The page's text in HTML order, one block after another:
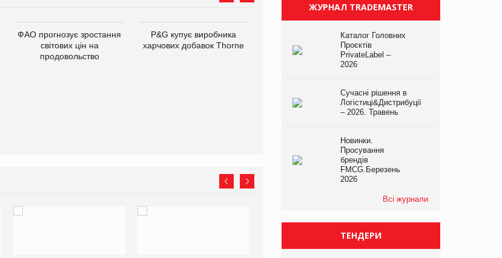
ФАО прогнозує зростання
світових цін на
продовольство
P&G купує виробника
харчових добавок Thorne
Bosch заявила про повне
знищення своєї продукції
на складі після російської
Смачна новинка для
з’явилися паучі Varto Paw
ЖУРНАЛ TRADEMASTER
Каталог Головних
Проєктів
PrivateLabel –
2026
Сучасні рішення в
Логістиці&Дистрибуції
– 2026. Травень
Новинки.
Просування
брендів
FMCG.Березень
2026
Всі журнали
ТЕНДЕРИ